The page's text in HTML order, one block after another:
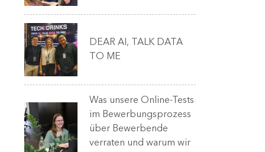
DEAR AI, TALK DATA
TO ME
Was unsere Online-Tests
im Bewerbungsprozess
über Bewerbende
verraten und warum wir